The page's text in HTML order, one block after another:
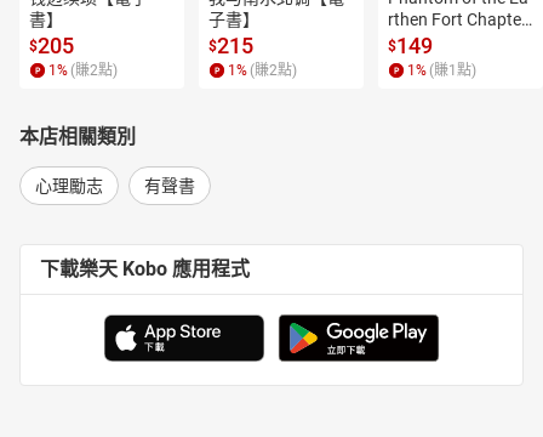
書】
$205
1 % (賺2點)
子書】
$215
1 % (賺2點)
rthen Fort Chapter
4【有聲書】
$149
1 % (賺1 點)
本店相關類別
心理勵志 有聲書
下載樂天 Kobo 應用程式